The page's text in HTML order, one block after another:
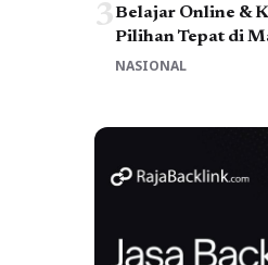
3Belajar Online &
Pilihan Tepat di
NASIONAL